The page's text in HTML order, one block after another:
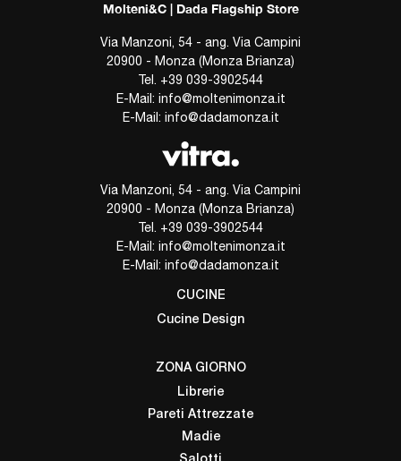
Molteni&C | Dada Flagship Store
Via Manzoni, 54 - ang. Via Campini
20900 - Monza (Monza Brianza)
Tel. +39 039-3902544
E-Mail: info@moltenimonza.it
E-Mail: info@dadamonza.it
Via Manzoni, 54 - ang. Via Campini
20900 - Monza (Monza Brianza)
Tel. +39 039-3902544
E-Mail: info@moltenimonza.it
E-Mail: info@dadamonza.it
CUCINE
Cucine Design
ZONA GIORNO
Librerie
Pareti Attrezzate
Madie